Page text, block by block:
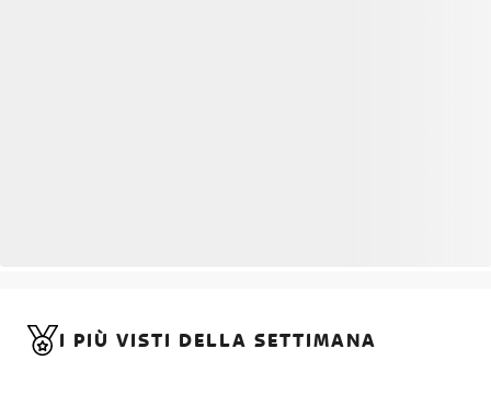
I PIÙ VISTI DELLA SETTIMANA